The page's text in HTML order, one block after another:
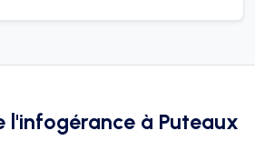
l'infogérance à Puteaux